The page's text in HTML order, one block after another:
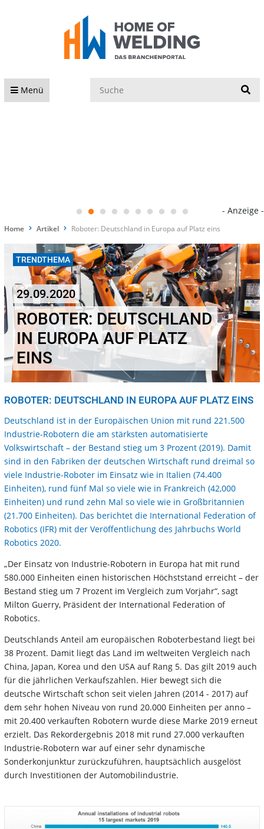
Menü
- Anzeige -
Home Artikel Roboter: Deutschland in Europa auf Platz eins
TRENDTHEMA
29.09.2020
ROBOTER: DEUTSCHLAND
IN EUROPA AUF PLATZ
EINS
ROBOTER: DEUTSCHLAND IN EUROPA AUF PLATZ EINS
Deutschland ist in der Europäischen Union mit rund 221.500
Industrie-Robotern die am stärksten automatisierte
Volkswirtschaft – der Bestand stieg um 3 Prozent (2019). Damit
sind in den Fabriken der deutschen Wirtschaft rund dreimal so
viele Industrie-Roboter im Einsatz wie in Italien (74.400
Einheiten), rund fünf Mal so viele wie in Frankreich (42,000
Einheiten) und rund zehn Mal so viele wie in Großbritannien
(21.700 Einheiten). Das berichtet die International Federation of
Robotics (IFR) mit der Veröffentlichung des Jahrbuchs World
Robotics 2020.
„Der Einsatz von Industrie-Robotern in Europa hat mit rund
580.000 Einheiten einen historischen Höchststand erreicht – der
Bestand stieg um 7 Prozent im Vergleich zum Vorjahr“, sagt
Milton Guerry, Präsident der International Federation of
Robotics.
Deutschlands Anteil am europäischen Roboterbestand liegt bei
38 Prozent. Damit liegt das Land im weltweiten Vergleich nach
China, Japan, Korea und den USA auf Rang 5. Das gilt 2019 auch
für die jährlichen Verkaufszahlen. Hier bewegt sich die
deutsche Wirtschaft schon seit vielen Jahren (2014 - 2017) auf
dem sehr hohen Niveau von rund 20.000 Einheiten per anno –
mit 20.400 verkauften Robotern wurde diese Marke 2019 erneut
erzielt. Das Rekordergebnis 2018 mit rund 27.000 verkauften
Industrie-Robotern war auf einer sehr dynamische
Sonderkonjunktur zurückzuführen, hauptsächlich ausgelöst
durch Investitionen der Automobilindustrie.